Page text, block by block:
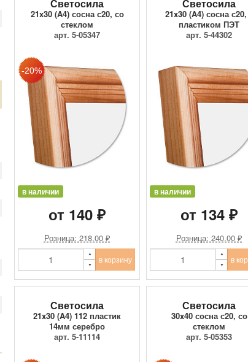
Светосила
21x30 (A4) сосна с20, со
стеклом
арт. 5-05347
в наличии
от 140 ₽
Розница: 218.00 ₽
в корзину
Светосила
21x30 (A4) сосна
пластиком ПЭТ
арт. 5-44302
в наличии
от 134 ₽
Розница: 240.00 ₽
в
Светосила
21x30 (A4) 112 пластик
14мм серебро
арт. 5-11114
Светосила
30x40 сосна с20, со
стеклом
арт. 5-05353